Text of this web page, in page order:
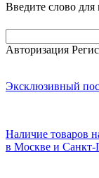
Введите слово
Авторизация
Эксклюзивный
Наличие товаров
в Москве и Санкт-